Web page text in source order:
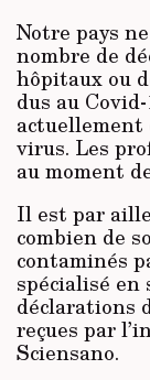
Notre pays
nombre de
hôpitaux ou
dus au
actuellement
virus. Les
au moment
Il est par
combien de
contaminés
spécialisé en
déclarations
reçues par
Sciensano.